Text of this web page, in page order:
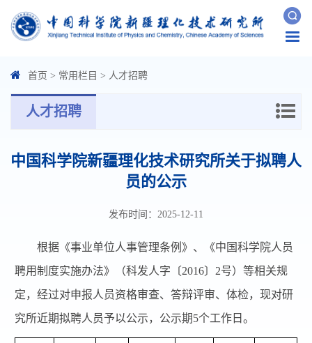
首页 > 常用栏目 > 人才招聘
人才招聘
中国科学院新疆理化技术研究所关于拟聘人
员的公示
发布时间：2025-12-11
根据《事业单位人事管理条例》、《中国科学院人员
聘用制度实施办法》（科发人字〔2016〕 2号）等相关规
定，经过对申报人员资格审查、答辩评审、体检，现对研
究所近期拟聘人员予以公示，公示期5个工作日。